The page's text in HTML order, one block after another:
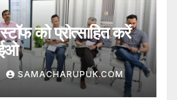
को प्रोत्साहित करें
SAMACHARUPUK.COM